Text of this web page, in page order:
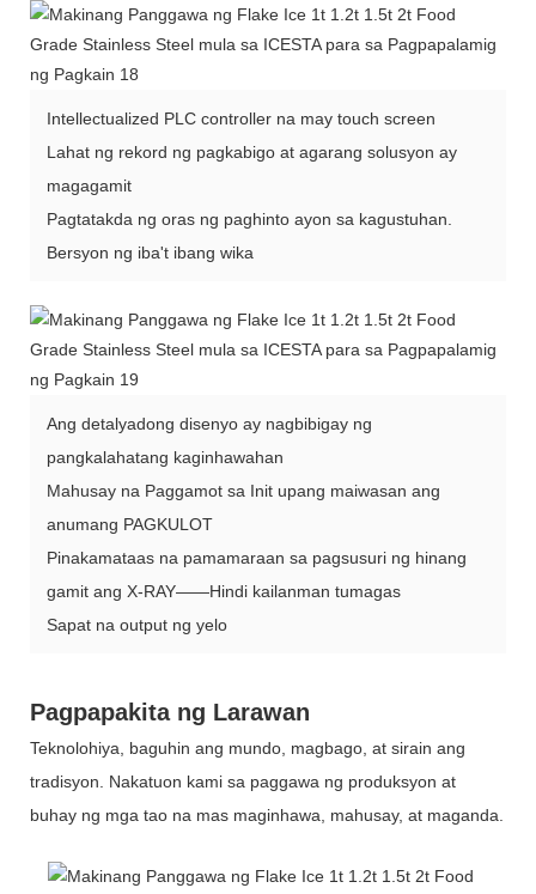
Intellectualized PLC controller na may touch screen
Lahat ng rekord ng pagkabigo at agarang solusyon ay
magagamit
Pagtatakda ng oras ng paghinto ayon sa kagustuhan.
Bersyon ng iba't ibang wika
Ang detalyadong disenyo ay nagbibigay ng
pangkalahatang kaginhawahan
Mahusay na Paggamot sa Init upang maiwasan ang
anumang PAGKULOT
Pinakamataas na pamamaraan sa pagsusuri ng hinang
gamit ang X-RAY——Hindi kailanman tumagas
Sapat na output ng yelo
Pagpapakita ng Larawan
Teknolohiya, baguhin ang mundo, magbago, at sirain ang
tradisyon. Nakatuon kami sa paggawa ng produksyon at
buhay ng mga tao na mas maginhawa, mahusay, at maganda.